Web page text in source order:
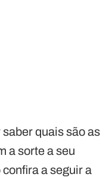
quais são as
a sorte a seu
a seguir a